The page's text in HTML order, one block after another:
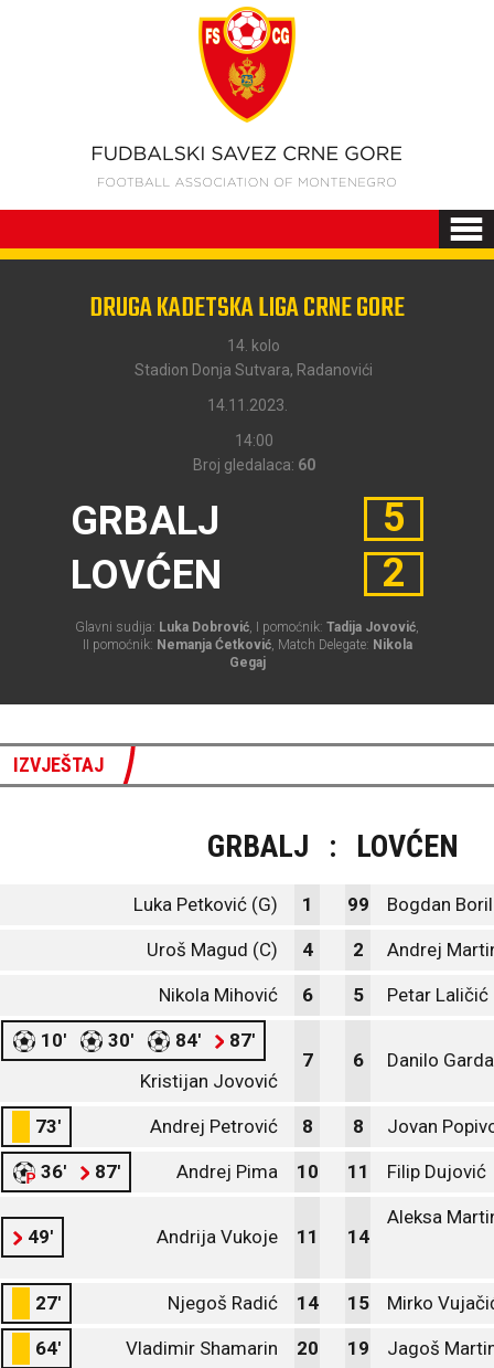
DRUGA KADETSKA LIGA CRNE GORE
14. kolo
Stadion Donja Sutvara, Radanovići
14.11.2023.
14:00
Broj gledalaca: 60
GRBALJ
LOVĆEN
5
2
Glavni sudija: Luka Dobrović, I pomoćnik: Tadija Jovović,
II pomoćnik: Nemanja Ćetković, Match Delegate: Nikola
Gegaj
IZVJEŠTAJ
GRBALJ : LOVĆEN
Luka Petković (G) 1 99 Bogdan
Uroš Magud (C) 4 2 Andrej
Nikola Mihović 6 5 Petar Laličić
10' 30' 84'
87'
Kristijan Jovović
7 6 Danilo
73' Andrej Petrović 8 8 Jovan
36' 87' Andrej Pima 10 11 Filip Dujović
49' Andrija Vukoje 11 14
Aleksa
27' Njegoš Radić 14 15 Mirko
64' Vladimir Shamarin 20 19 Jagoš